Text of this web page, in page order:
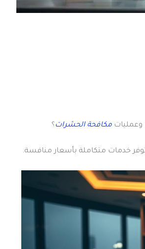
مكافحة الحشرات ؟
خدمات متكاملة بأسعار منافسة.